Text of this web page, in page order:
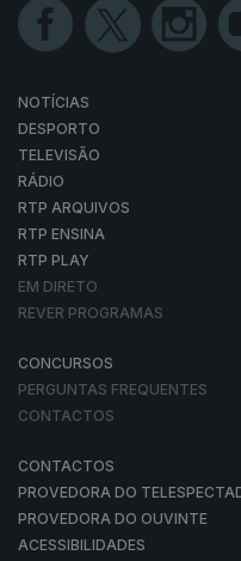
NOTÍCIAS
DESPORTO
TELEVISÃO
RÁDIO
RTP ARQUIVOS
RTP ENSINA
RTP PLAY
EM DIRETO
REVER PROGRAMAS
CONCURSOS
PERGUNTAS FREQUENTES
CONTACTOS
CONTACTOS
PROVEDORA DO
PROVEDORA DO OUVINTE
ACESSIBILIDADES